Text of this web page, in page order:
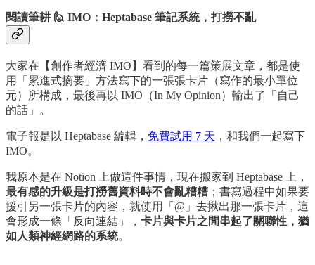
閱讀筆耕 🙋 IMO：Heptabase 筆記系統，打撈不亂
大家在【創作者經濟 IMO】看到的每一篇策展文章，都是使
用「累進式摘要」方法寫下的一張張卡片（寫作的最小單位
元）所構成，最後再以 IMO（In My Opinion）輸出了「自己
的話」。
電子報是以 Heptabase 編輯， 免費試用 7 天 ，和我們一起寫下
IMO。
我原本是在 Notion 上做這件事情，現在搬家到 Heptabase 上，
最有感的升級是打撈舊資料時不會亂糟糟 ；書寫過程中如果要
援引另一張卡片的內容，就使用「@」去揪出那一張卡片，這
會形成一條「反向連結」， 卡片與卡片之間串起了關聯性，猶
如人類神經網路的系統。